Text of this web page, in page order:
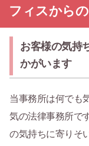
フィスから
お客様の気持
かがいます
当事務所は何でも
気の法律事務所で
の気持ちに寄りそ